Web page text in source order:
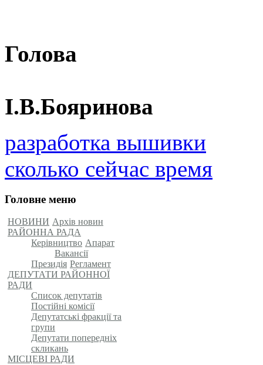
І.В.Бояринова
разработка вышивки
сколько сейчас время
Головне меню
НОВИНИ Архів новин
РАЙОННА РАДА
Керівництво Апарат
Вакансії
Президія Регламент
ДЕПУТАТИ РАЙОННОЇ
РАДИ
Список депутатів
Постійні комісії
Депутатські фракції та
групи
Депутати попередніх
скликань
МІСЦЕВІ РАДИ